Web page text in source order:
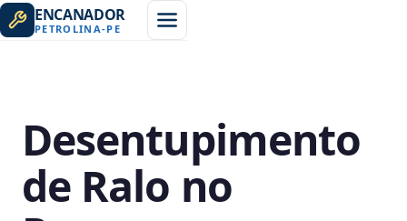
ENCANADOR
PETROLINA-PE
Desentupimento
de Ralo no